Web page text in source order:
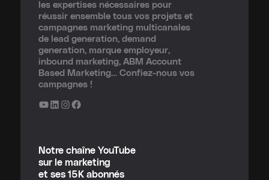
les expertises nécessaires pour
réussir ensemble tous vos projets et
campagnes marketing multicanales
de lead generation, demand
generation, marque employeur,
inbound marketing, ABM Account
Based Marketing… Confiez-nous vos
campagnes !
YouTube LinkedIn InstagramFacebook
Notre chaîne YouTube
sur le marketing
et ses 15K abonnés